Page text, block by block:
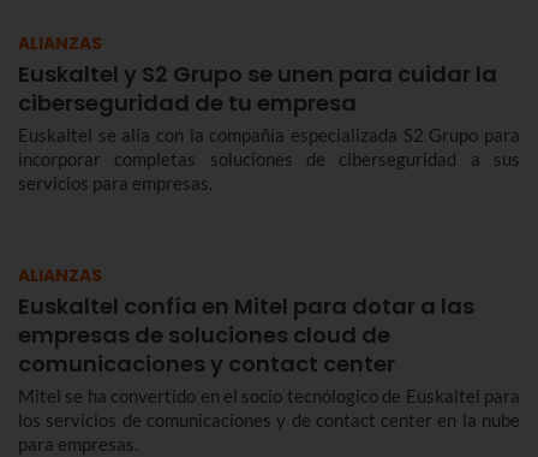
ALIANZAS
Euskaltel y S2 Grupo se unen para cuidar la
ciberseguridad de tu empresa
Euskaltel se alía con la compañía especializada S2 Grupo para
incorporar completas soluciones de ciberseguridad a sus
servicios para empresas.
ALIANZAS
Euskaltel confía en Mitel para dotar a las
empresas de soluciones cloud de
comunicaciones y contact center
Mitel se ha convertido en el socio tecnólogico de Euskaltel para
los servicios de comunicaciones y de contact center en la nube
para empresas.